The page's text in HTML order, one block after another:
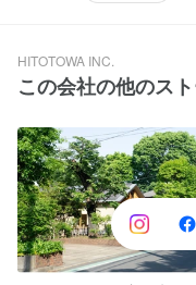
HITOTOWA INC.
この会社の他のス